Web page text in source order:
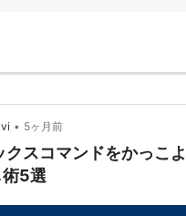
• 5ヶ月前
クスコマンドをかっこ
術5選